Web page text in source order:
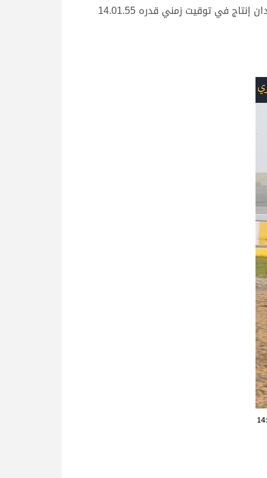
ثم أضاف “سرحان” النقطة الثانية لصالح فهد مبارك الحباب الهاجري، بفوزه بناموس الشوط الثاني الرئيسي للثنايا قعدان إنتاج في توقيت زمني قدره 14.01.55